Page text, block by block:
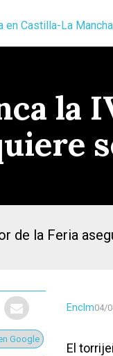
en Castilla-La Mancha
la
de la Feria
Google
Enclm04/
El